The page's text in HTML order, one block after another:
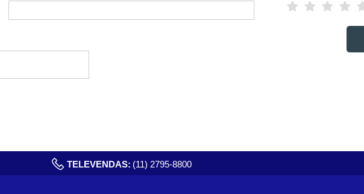
TELEVENDAS: (11) 2795-8800